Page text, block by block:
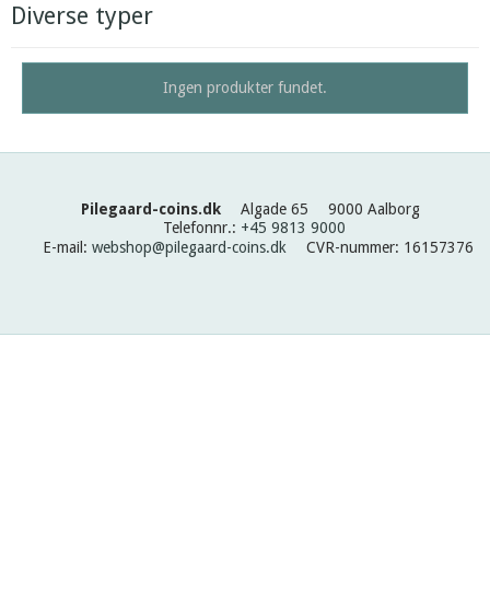
Diverse typer
Ingen produkter fundet.
Pilegaard-coins.dk Algade 65
9000 Aalborg
Telefonnr.: +45 9813 9000
E-mail : webshop@pilegaard-coins.dk CVR-nummer: 16157376